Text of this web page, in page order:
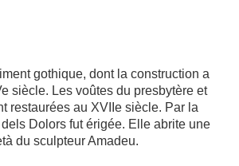
gothique, dont la construction a
siècle. Les voûtes du presbytère et
restaurées au XVIIe siècle. Par la
Dolors fut érigée. Elle abrite une
du sculpteur Amadeu.